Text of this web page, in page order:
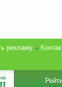
рекламу